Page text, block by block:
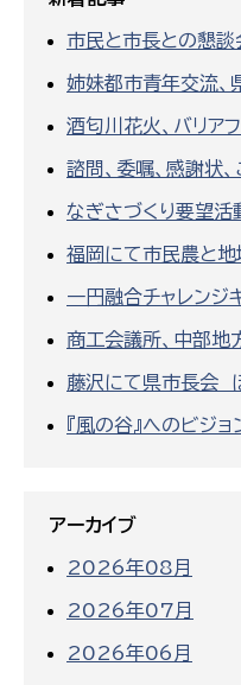
市民と市長との懇
姉妹都市青年交流
酒匂川花火、バリア
諮問、委嘱、感謝状
なぎさづくり要望活
福岡にて市民農と
一円融合チャレンジ
商工会議所、中部
藤沢にて県市長会
『風の谷』へのビジ
アーカイブ
2026年08月
2026年07月
2026年06月